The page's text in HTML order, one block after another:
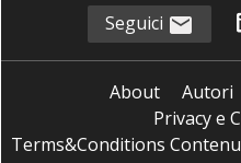
Seguici
About Autori
Privacy e
Terms&Conditions